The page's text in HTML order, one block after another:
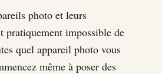
photo et leurs
pratiquement impossible de
quel appareil photo vous
même à poser des